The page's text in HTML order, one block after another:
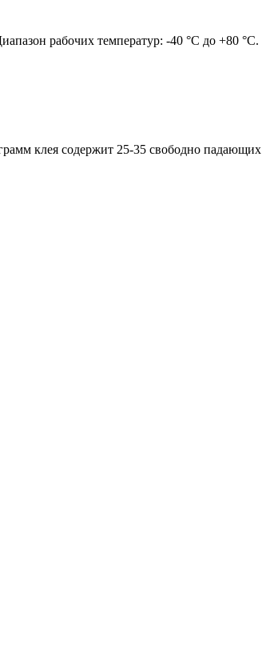
рабочих температур: -40 °C до +80 °C.
клея содержит 25-35 свободно падающих